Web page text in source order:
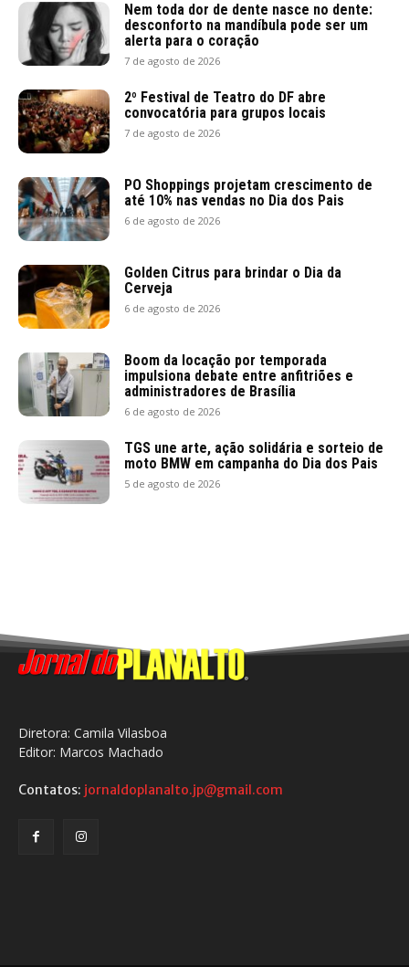
Nem toda dor de dente nasce no dente:
desconforto na mandíbula pode ser um
alerta para o coração
7 de agosto de 2026
2º Festival de Teatro do DF abre
convocatória para grupos locais
7 de agosto de 2026
PO Shoppings projetam crescimento de
até 10% nas vendas no Dia dos Pais
6 de agosto de 2026
Golden Citrus para brindar o Dia da
Cerveja
6 de agosto de 2026
Boom da locação por temporada
impulsiona debate entre anfitriões e
administradores de Brasília
6 de agosto de 2026
TGS une arte, ação solidária e sorteio de
moto BMW em campanha do Dia dos Pais
5 de agosto de 2026
Diretora: Camila Vilasboa
Editor: Marcos Machado
Contatos: jornaldoplanalto.jp@gmail.com